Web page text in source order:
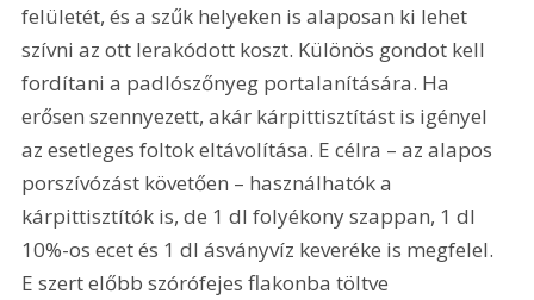
felületét, és a szűk helyeken is alaposan ki lehet
szívni az ott lerakódott koszt. Különös gondot kell
fordítani a padlószőnyeg portalanítására. Ha
erősen szennyezett, akár kárpittisztítást is igényel
az esetleges foltok eltávolítása. E célra – az alapos
porszívózást követően – használhatók a
kárpittisztítók is, de 1 dl folyékony szappan, 1 dl
10%-os ecet és 1 dl ásványvíz keveréke is megfelel.
E szert előbb szórófejes flakonba töltve